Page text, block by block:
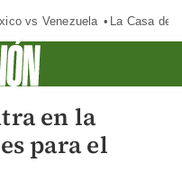
vs Venezuela La Casa de
en la
para el